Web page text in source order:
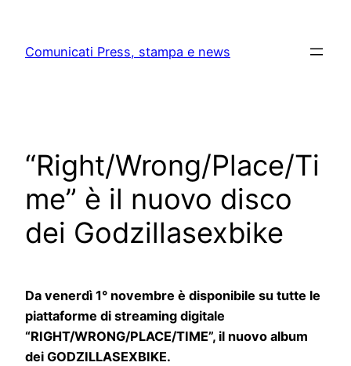
content
Comunicati Press, stampa e news
“Right/Wrong/Place/Ti
me” è il nuovo disco
dei Godzillasexbike
Da venerdì 1° novembre è disponibile su tutte le
piattaforme di streaming digitale
“RIGHT/WRONG/PLACE/TIME”, il nuovo album
dei GODZILLASEXBIKE.